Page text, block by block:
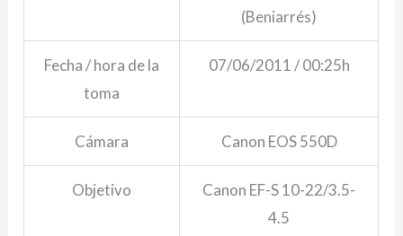
(Beniarrés)
Fecha / hora de la
toma
07/06/2011 / 00:25h
Cámara Canon EOS 550D
Objetivo
Canon EF-S 10-22/3.5-
4.5